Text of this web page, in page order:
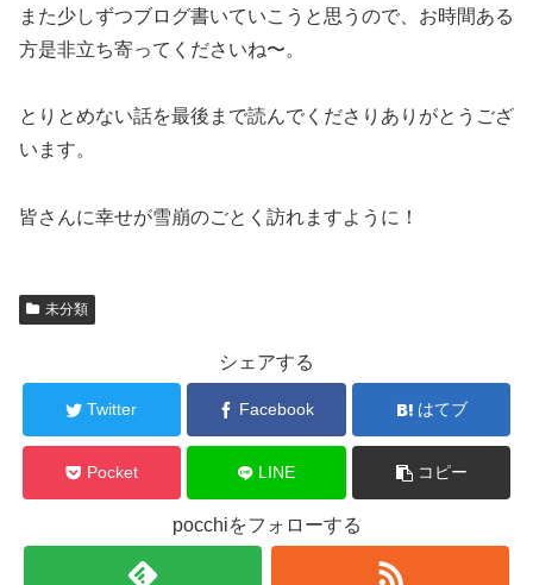
また少しずつブログ書いていこうと思うので、お時間ある
方是非立ち寄ってくださいね〜。
とりとめない話を最後まで読んでくださりありがとうござ
います。
皆さんに幸せが雪崩のごとく訪れますように！
未分類
シェアする
Twitter Facebook はてブ
Pocket LINE コピー
pocchiをフォローする